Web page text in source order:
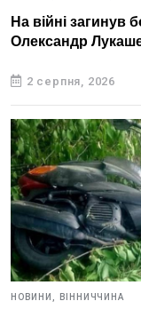
На війні загинув
Олександр
2 серпня, 2026
НОВИНИ, ВІННИЧЧИНА